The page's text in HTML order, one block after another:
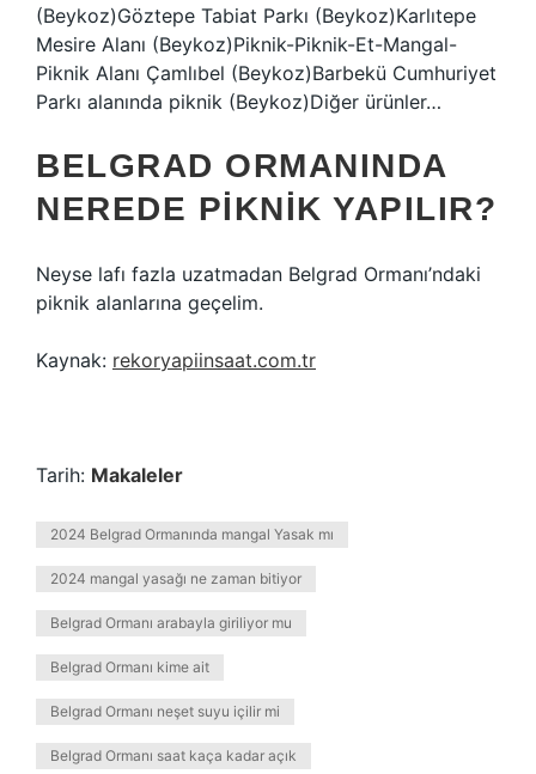
(Beykoz)Göztepe Tabiat Parkı (Beykoz)Karlıtepe
Mesire Alanı (Beykoz)Piknik-Piknik-Et-Mangal-
Piknik Alanı Çamlıbel (Beykoz)Barbekü Cumhuriyet
Parkı alanında piknik (Beykoz)Diğer ürünler…
BELGRAD ORMANINDA
NEREDE PIKNIK YAPILIR?
Neyse lafı fazla uzatmadan Belgrad Ormanı’ndaki
piknik alanlarına geçelim.
Kaynak: rekoryapiinsaat.com.tr
Tarih: Makaleler
2024 Belgrad Ormanında mangal Yasak mı
2024 mangal yasağı ne zaman bitiyor
Belgrad Ormanı arabayla giriliyor mu
Belgrad Ormanı kime ait
Belgrad Ormanı neşet suyu içilir mi
Belgrad Ormanı saat kaça kadar açık